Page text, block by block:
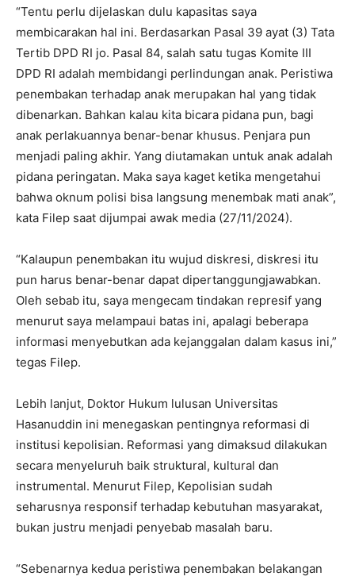
“Tentu perlu dijelaskan dulu kapasitas saya
membicarakan hal ini. Berdasarkan Pasal 39 ayat (3) Tata
Tertib DPD RI jo. Pasal 84, salah satu tugas Komite III
DPD RI adalah membidangi perlindungan anak. Peristiwa
penembakan terhadap anak merupakan hal yang tidak
dibenarkan. Bahkan kalau kita bicara pidana pun, bagi
anak perlakuannya benar-benar khusus. Penjara pun
menjadi paling akhir. Yang diutamakan untuk anak adalah
pidana peringatan. Maka saya kaget ketika mengetahui
bahwa oknum polisi bisa langsung menembak mati anak”,
kata Filep saat dijumpai awak media (27/11/2024).
“Kalaupun penembakan itu wujud diskresi, diskresi itu
pun harus benar-benar dapat dipertanggungjawabkan.
Oleh sebab itu, saya mengecam tindakan represif yang
menurut saya melampaui batas ini, apalagi beberapa
informasi menyebutkan ada kejanggalan dalam kasus ini,”
tegas Filep.
Lebih lanjut, Doktor Hukum lulusan Universitas
Hasanuddin ini menegaskan pentingnya reformasi di
institusi kepolisian. Reformasi yang dimaksud dilakukan
secara menyeluruh baik struktural, kultural dan
instrumental. Menurut Filep, Kepolisian sudah
seharusnya responsif terhadap kebutuhan masyarakat,
bukan justru menjadi penyebab masalah baru.
“Sebenarnya kedua peristiwa penembakan belakangan